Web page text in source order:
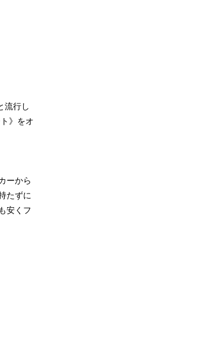
流行し
》をオ
ーから
たずに
安くフ